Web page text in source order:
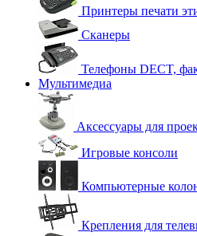
Принтеры печати
Сканеры
Телефоны DECT,
Мультимедиа
Аксессуары для
Игровые консоли
Компьютерные
Крепления для